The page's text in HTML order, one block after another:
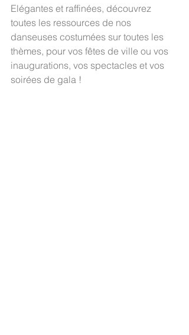
Elégantes et raffinées, découvrez
toutes les ressources de nos
danseuses costumées sur toutes les
thèmes, pour vos fêtes de ville ou vos
inaugurations, vos spectacles et vos
soirées de gala !